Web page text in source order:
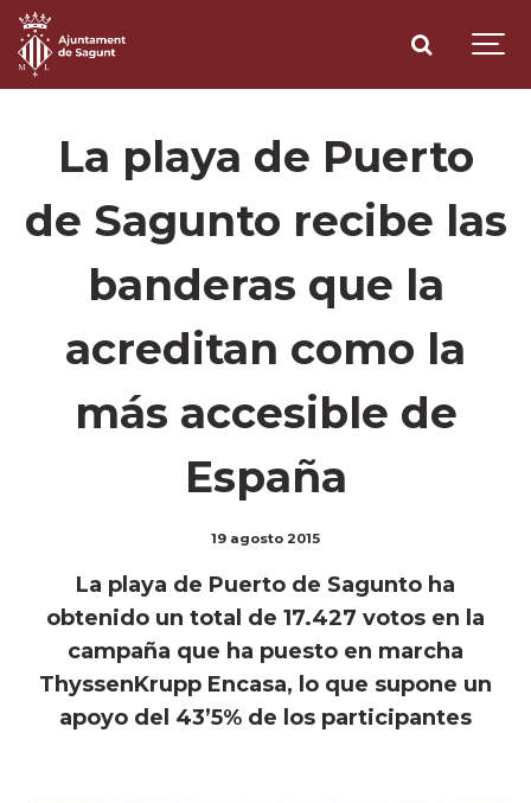
La playa de Puerto
de Sagunto recibe las
banderas que la
acreditan como la
más accesible de
España
19 agosto 2015
La playa de Puerto de Sagunto ha
obtenido un total de 17.427 votos en la
campaña que ha puesto en marcha
ThyssenKrupp Encasa, lo que supone un
apoyo del 43’5% de los participantes